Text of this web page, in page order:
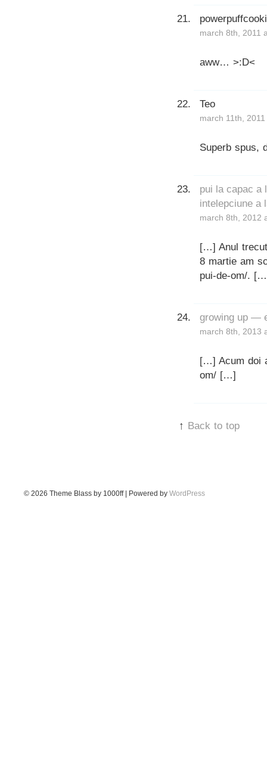
march 8th, 2011
aww… >:D<
Teo
march 11th,
Superb spus,
pui la capac a
intelepciune a
march 8th, 2012
[…] Anul
8 martie am
pui-de-om/.
growing up —
march 8th, 2013
[…] Acum doi
om/ […]
↑ Back to top
© 2026 Theme Blass by 1000ff | Powered by WordPress